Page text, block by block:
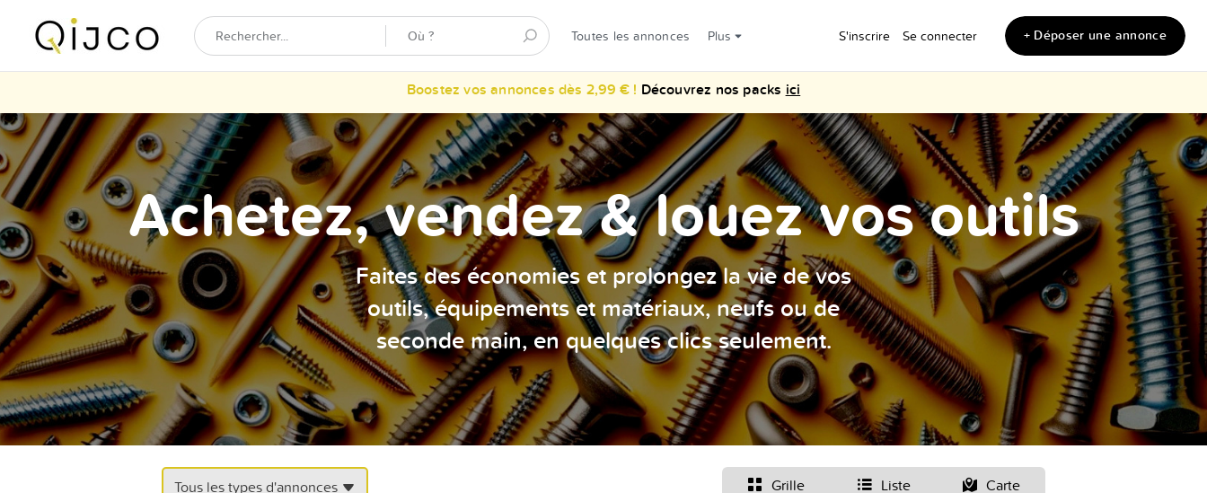
Boostez vos annonces dès 2,99 € ! Découvrez nos packs ici
Toutes les annonces Plus S'inscrire Se connecter + Déposer une annonce
Achetez, vendez & louez vos outils
Faites des économies et prolongez la vie de vos
outils, équipements et matériaux, neufs ou de
seconde main, en quelques clics seulement.
Grille Liste Carte
Tous les types d'annonces